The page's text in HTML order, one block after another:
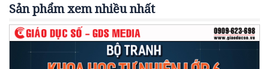
Sản phẩm xem nhiều nhất